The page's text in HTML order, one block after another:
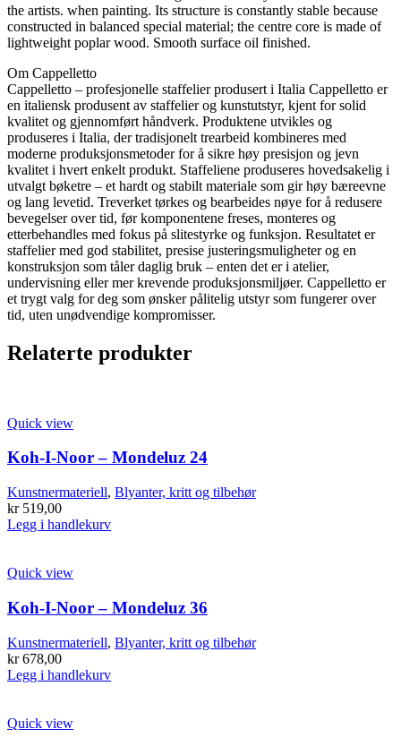
the artists. when painting. Its structure is constantly stable because
constructed in balanced special material; the centre core is made of
lightweight poplar wood. Smooth surface oil finished.
Om Cappelletto
Cappelletto – profesjonelle staffelier produsert i Italia Cappelletto er
en italiensk produsent av staffelier og kunstutstyr, kjent for solid
kvalitet og gjennomført håndverk. Produktene utvikles og
produseres i Italia, der tradisjonelt trearbeid kombineres med
moderne produksjonsmetoder for å sikre høy presisjon og jevn
kvalitet i hvert enkelt produkt. Staffeliene produseres hovedsakelig i
utvalgt bøketre – et hardt og stabilt materiale som gir høy bæreevne
og lang levetid. Treverket tørkes og bearbeides nøye for å redusere
bevegelser over tid, før komponentene freses, monteres og
etterbehandles med fokus på slitestyrke og funksjon. Resultatet er
staffelier med god stabilitet, presise justeringsmuligheter og en
konstruksjon som tåler daglig bruk – enten det er i atelier,
undervisning eller mer krevende produksjonsmiljøer. Cappelletto er
et trygt valg for deg som ønsker pålitelig utstyr som fungerer over
tid, uten unødvendige kompromisser.
Relaterte produkter
Quick view
Koh-I-Noor – Mondeluz 24
Kunstnermateriell, Blyanter, kritt og tilbehør
kr519,00
Legg i handlekurv
Quick view
Koh-I-Noor – Mondeluz 36
Kunstnermateriell, Blyanter, kritt og tilbehør
kr678,00
Legg i handlekurv
Quick view